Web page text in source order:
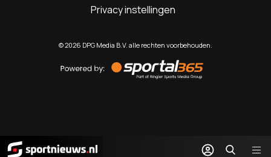
Privacy instellingen
©2026 DPG Media B.V. alle rechten voorbehouden.
by
Sportal365